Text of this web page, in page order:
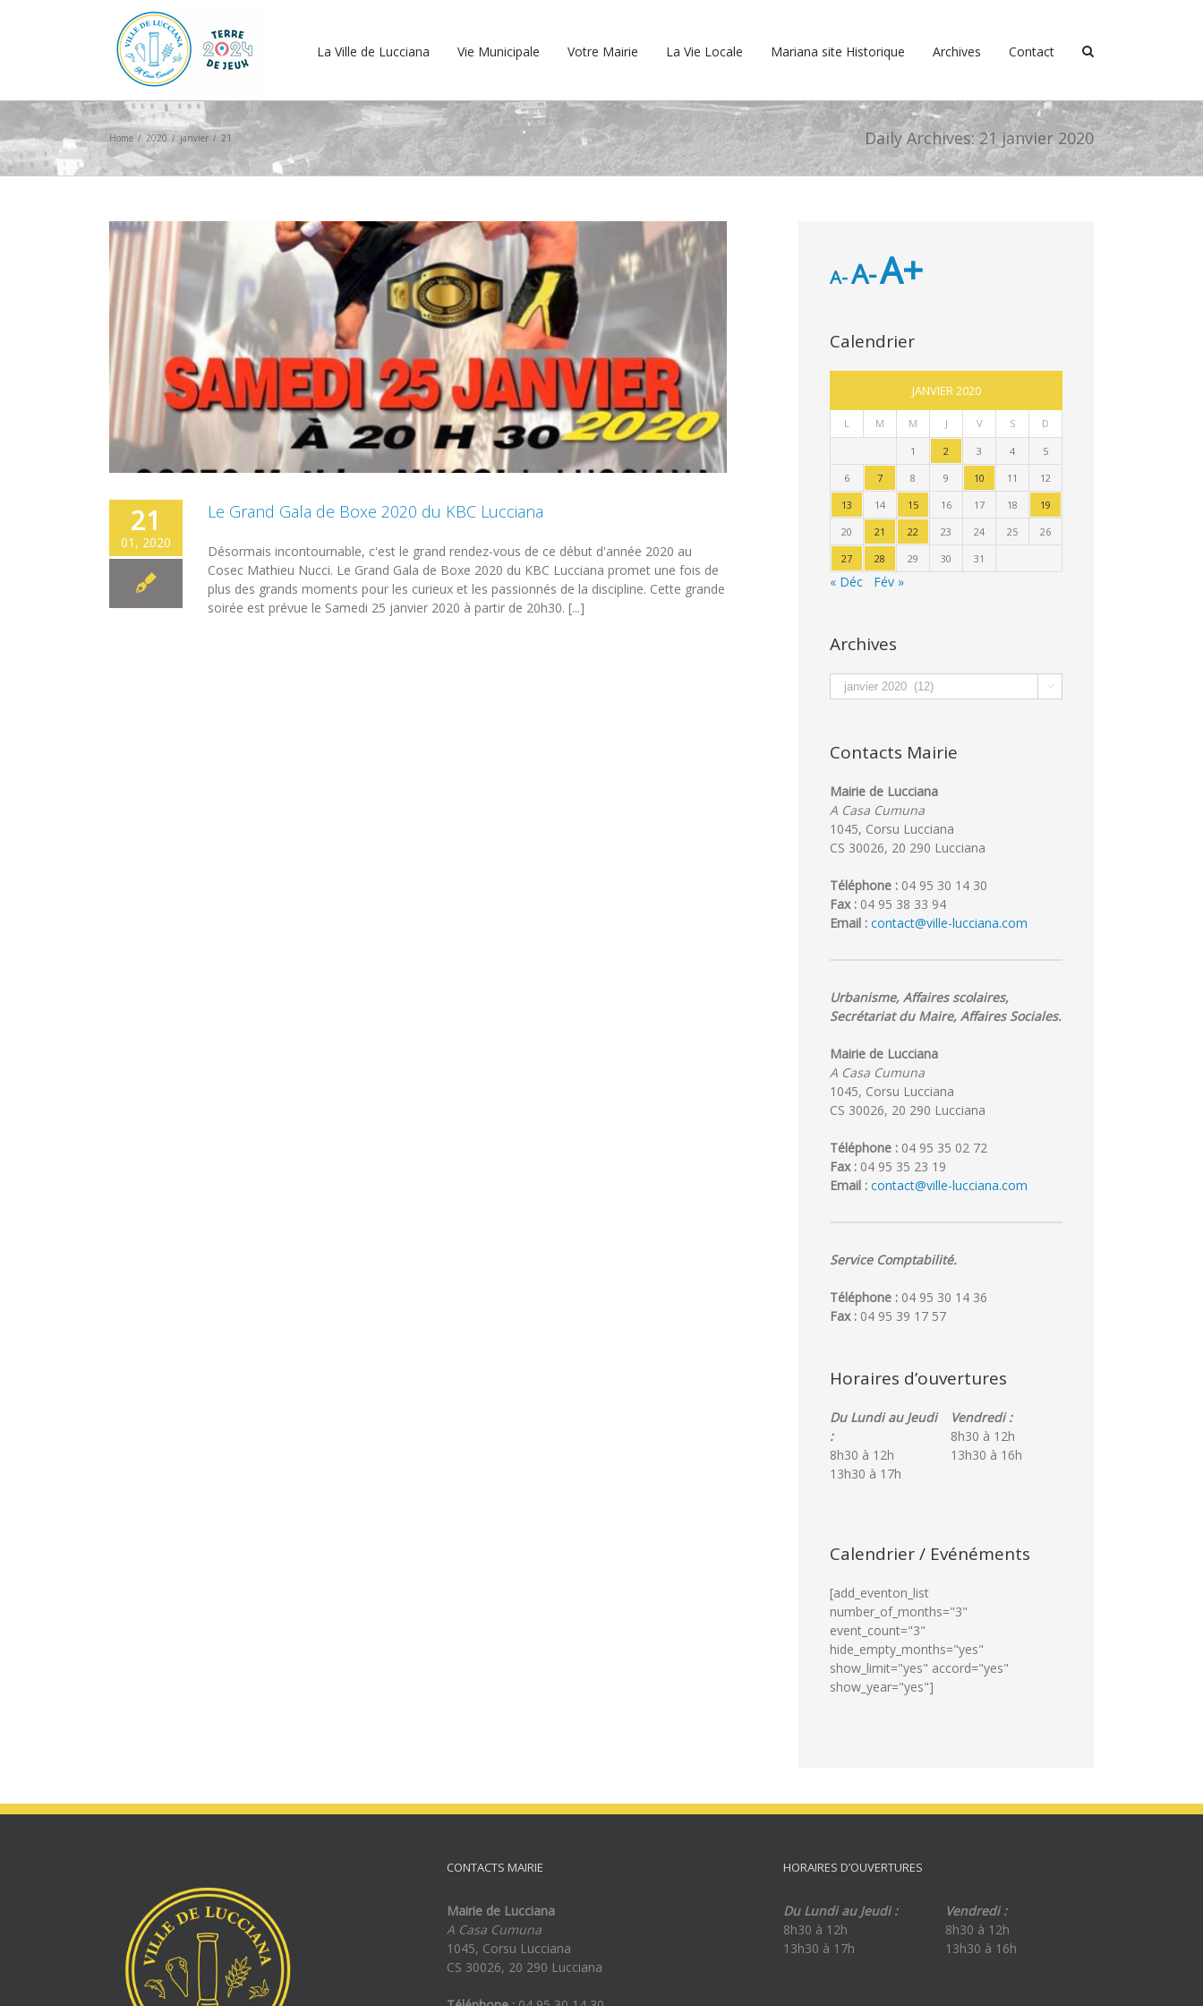
La Ville de Lucciana Vie Municipale Votre Mairie La Vie Locale Mariana site Historique Archives Contact
Daily Archives:21 janvier 2020
Home / 2020 / janvier / 21
21
01, 2020
Le Grand Gala de Boxe 2020 du KBC Lucciana
Désormais incontournable, c'est le grand rendez-vous de ce début d'année 2020 au
Cosec Mathieu Nucci. Le Grand Gala de Boxe 2020 du KBC Lucciana promet une fois de
plus des grands moments pour les curieux et les passionnés de la discipline. Cette grande
soirée est prévue le Samedi 25 janvier 2020 à partir de 20h30. [...]
A-A-A+
Calendrier
JANVIER 2020
L M M J V S D
1 2 3 4
5
6
7 8 9 10 11
12
13
14 15 16 17 18
19
20
21 22 23 24 25
26
27
28 29 30 31
« Déc Fév »
Archives
Archives 
Contacts Mairie
Mairie de Lucciana
A Casa Cumuna
1045, Corsu Lucciana
CS 30026, 20 290 Lucciana
Téléphone : 04 95 30 14 30
Fax : 04 95 38 33 94
Email : contact@ville-lucciana.com
Urbanisme, Affaires scolaires,
Secrétariat du Maire, Affaires Sociales.
Mairie de Lucciana
A Casa Cumuna
1045, Corsu Lucciana
CS 30026, 20 290 Lucciana
Téléphone : 04 95 35 02 72
Fax : 04 95 35 23 19
Email : contact@ville-lucciana.com
Service Comptabilité.
Téléphone : 04 95 30 14 36
Fax : 04 95 39 17 57
Horaires d’ouvertures
Du Lundi au Jeudi
:
8h30 à 12h
13h30 à 17h
Vendredi :
8h30 à 12h
13h30 à 16h
Calendrier / Evénéments
[add_eventon_list
number_of_months="3"
event_count="3"
hide_empty_months="yes"
show_limit="yes" accord="yes"
show_year="yes"]
CONTACTS MAIRIE
Mairie de Lucciana
A Casa Cumuna
1045, Corsu Lucciana
CS 30026, 20 290 Lucciana
HORAIRES D’OUVERTURES
Du Lundi au Jeudi :
8h30 à 12h
13h30 à 17h
Vendredi :
8h30 à 12h
13h30 à 16h